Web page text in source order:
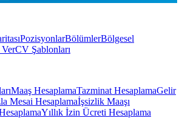
PozisyonlarBölümlerBölgesel
VerCV Şablonları
Maaş HesaplamaTazminat HesaplamaGelir
Mesai Hesaplamaİşsizlik Maaşı
Yıllık İzin Ücreti Hesaplama